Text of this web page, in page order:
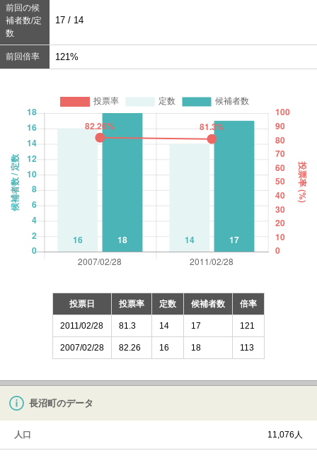
前回の候
補者数/定
数
17 / 14
前回倍率 121%
投票日 投票率 定数 候補者数 倍率
2011/02/28 81.3 14 17 121
2007/02/28 82.26 16 18 113
長沼町のデータ
人口 11,076人